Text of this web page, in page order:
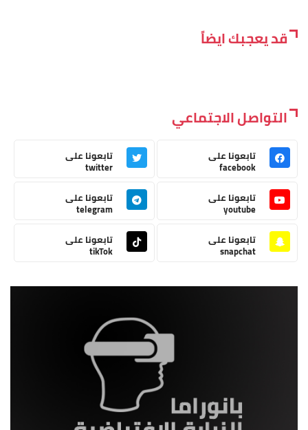
قد يعجبك ايضاً
التواصل الاجتماعي
تابعونا على
facebook
تابعونا على
twitter
تابعونا على
youtube
تابعونا على
telegram
تابعونا على
snapchat
تابعونا على
tikTok